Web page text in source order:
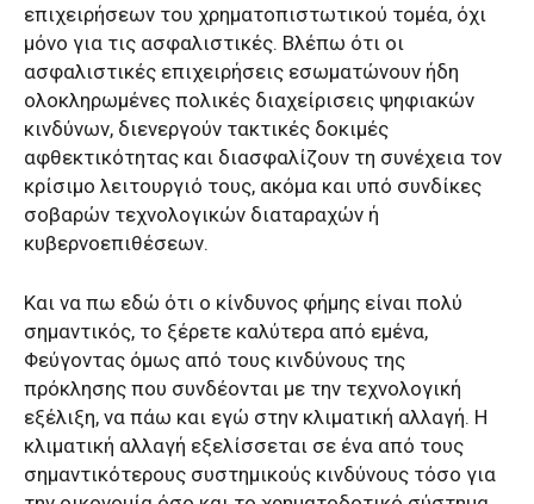
επιχειρήσεων του χρηματοπιστωτικού τομέα, όχι
μόνο για τις ασφαλιστικές. Βλέπω ότι οι
ασφαλιστικές επιχειρήσεις εσωματώνουν ήδη
ολοκληρωμένες πολικές διαχείρισεις ψηφιακών
κινδύνων, διενεργούν τακτικές δοκιμές
αφθεκτικότητας και διασφαλίζουν τη συνέχεια τον
κρίσιμο λειτουργιό τους, ακόμα και υπό συνδίκες
σοβαρών τεχνολογικών διαταραχών ή
κυβερνοεπιθέσεων.
Και να πω εδώ ότι ο κίνδυνος φήμης είναι πολύ
σημαντικός, το ξέρετε καλύτερα από εμένα,
Φεύγοντας όμως από τους κινδύνους της
πρόκλησης που συνδέονται με την τεχνολογική
εξέλιξη, να πάω και εγώ στην κλιματική αλλαγή. Η
κλιματική αλλαγή εξελίσσεται σε ένα από τους
σημαντικότερους συστημικούς κινδύνους τόσο για